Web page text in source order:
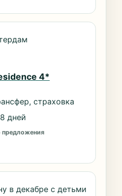
4*
страховка
дней
предложения
в декабре с детьми